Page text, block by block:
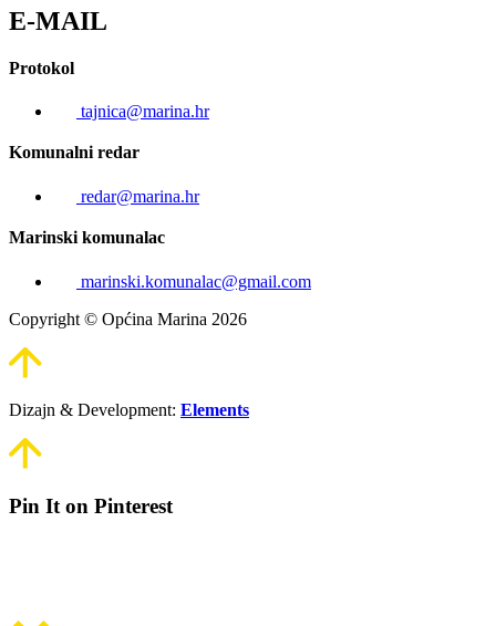
E-MAIL
Protokol
tajnica@marina.hr
Komunalni redar
redar@marina.hr
Marinski komunalac
marinski.komunalac@gmail.com
Copyright © Općina Marina 2026
Dizajn & Development: Elements
Pin It on Pinterest